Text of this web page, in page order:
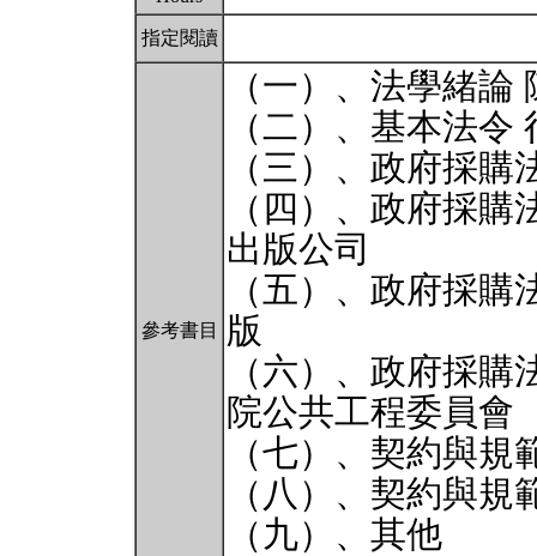
指定閱讀
參考書目
（一）、法學緒
（二）、基本法
（三）、政府採
（四）、政府採
出版公司
（五）、政府採
版
（六）、政府採
院公共工程委員會
（七）、契約與
（八）、契約與
（九）、其他